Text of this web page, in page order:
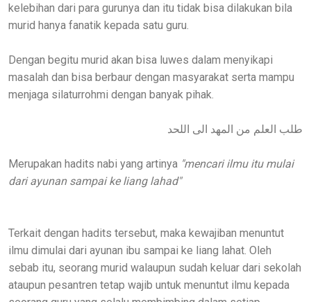
kelebihan dari para gurunya dan itu tidak bisa dilakukan bila
murid hanya fanatik kepada satu guru.
Dengan begitu murid akan bisa luwes dalam menyikapi
masalah dan bisa berbaur dengan masyarakat serta mampu
menjaga silaturrohmi dengan banyak pihak.
طلب العلم من المهد الى اللحد
Merupakan hadits nabi yang artinya "mencari ilmu itu mulai
dari ayunan sampai ke liang lahad"
Terkait dengan hadits tersebut, maka kewajiban menuntut
ilmu dimulai dari ayunan ibu sampai ke liang lahat. Oleh
sebab itu, seorang murid walaupun sudah keluar dari sekolah
ataupun pesantren tetap wajib untuk menuntut ilmu kepada